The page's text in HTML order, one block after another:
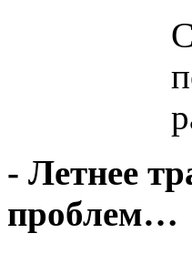
- Летнее
проблем…